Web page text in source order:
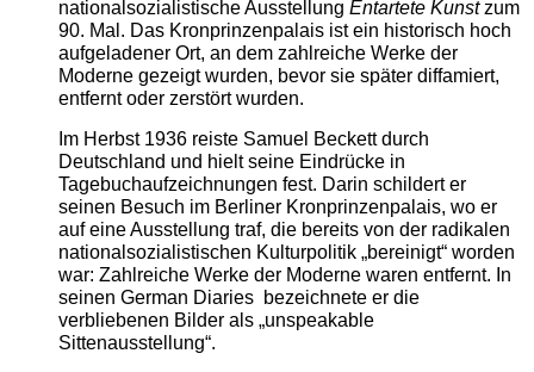
nationalsozialistische Ausstellung Entartete Kunstzum
90. Mal. Das Kronprinzenpalais ist ein historisch hoch
aufgeladener Ort, an dem zahlreiche Werke der
Moderne gezeigt wurden, bevor sie später diffamiert,
entfernt oder zerstört wurden.
Im Herbst 1936 reiste Samuel Beckett durch
Deutschland und hielt seine Eindrücke in
Tagebuchaufzeichnungen fest. Darin schildert er
seinen Besuch im Berliner Kronprinzenpalais, wo er
auf eine Ausstellung traf, die bereits von der radikalen
nationalsozialistischen Kulturpolitik „bereinigt“ worden
war: Zahlreiche Werke der Moderne waren entfernt. In
seinen German Diaries bezeichnete er die
verbliebenen Bilder als „unspeakable
Sittenausstellung“.